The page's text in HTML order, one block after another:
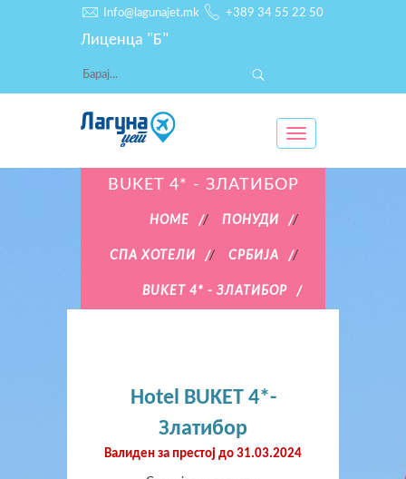
Info@lagunajet.mk +389 34 55 22 50
Лиценца "Б"
Toggle
BUKET 4* - ЗЛАТИБОР
HOME / ПОНУДИ /
СПА ХОТЕЛИ / СРБИЈА /
BUKET 4* - ЗЛАТИБОР
Hotel BUKET 4*-
Златибор
Валиден за престој до 31.03.2024